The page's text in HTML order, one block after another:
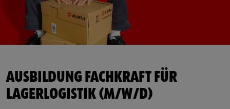
AUSBILDUNG FACHKRAFT FÜR
LAGERLOGISTIK (M/W/D)